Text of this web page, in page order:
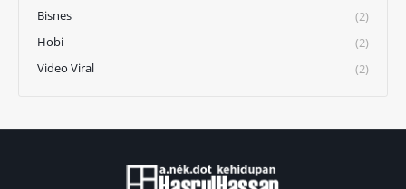
Bisnes
(2)
Hobi
(2)
Video Viral
(2)